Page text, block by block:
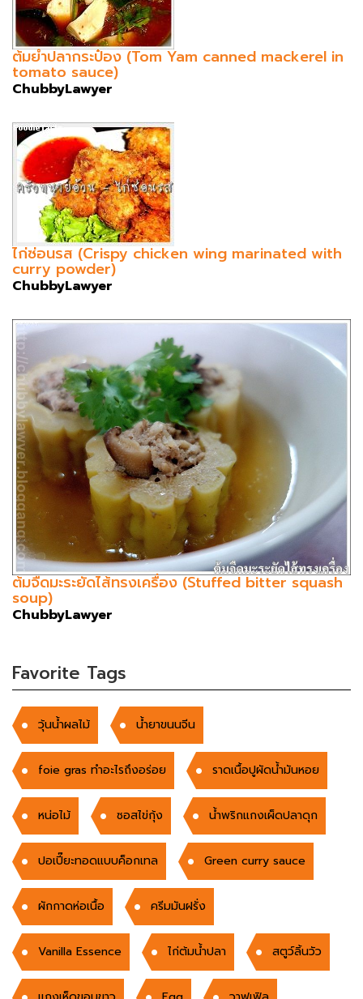
ต้มยำปลากระป๋อง (Tom Yam canned mackerel in
tomato sauce)
ChubbyLawyer
ไก่ซ่อนรส (Crispy chicken wing marinated with
curry powder)
ChubbyLawyer
ต้มจืดมะระยัดไส้ทรงเครื่อง (Stuffed bitter squash
soup)
ChubbyLawyer
Favorite Tags
วุ้นน้ำผลไม้ น้ำยาขนนจีน
foie gras ทำอะไรถึงอร่อย ราดเนื้อปูผัดน้ำมันหอย
หน่อไม้ ซอสไข่กุ้ง น้ำพริกแกงเผ็ดปลาดุก
ปอเปี๊ยะทอดแบบค็อกเทล Green curry sauce
ผักกาดห่อเนื้อ ครีมมันฝรั่ง
Vanilla Essence ไก่ต้มน้ำปลา สตูว์ลิ้นวัว